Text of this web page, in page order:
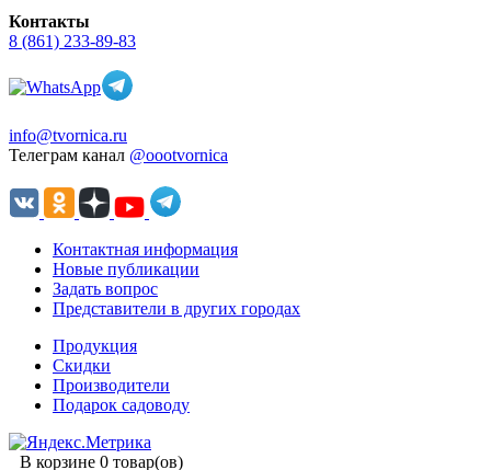
Контакты
8 (861) 233-89-83
info@tvornica.ru
Телеграм канал @oootvornica
Контактная информация
Новые публикации
Задать вопрос
Представители в других городах
Продукция
Скидки
Производители
Подарок садоводу
В корзине 0 товар(ов)